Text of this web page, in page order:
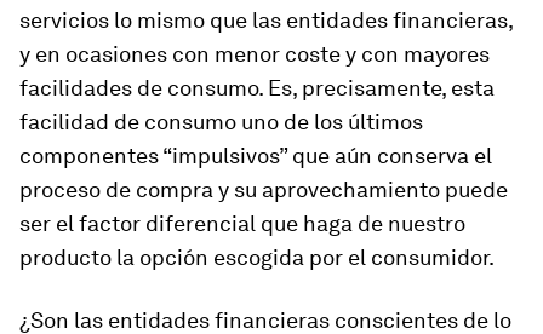
servicios lo mismo que las entidades financieras,
y en ocasiones con menor coste y con mayores
facilidades de consumo. Es, precisamente, esta
facilidad de consumo uno de los últimos
componentes “impulsivos” que aún conserva el
proceso de compra y su aprovechamiento puede
ser el factor diferencial que haga de nuestro
producto la opción escogida por el consumidor.
¿Son las entidades financieras conscientes de lo